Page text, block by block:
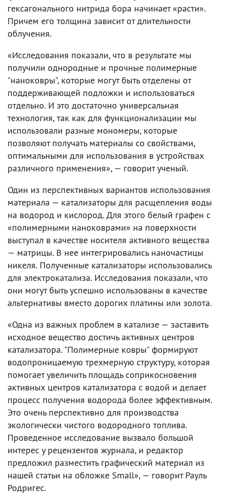
гексагонального нитрида бора начинает «расти».
Причем его толщина зависит от длительности
облучения.
«Исследования показали, что в результате мы
получили однородные и прочные полимерные
"наноковры", которые могут быть отделены от
поддерживающей подложки и использоваться
отдельно. И это достаточно универсальная
технология, так как для функционализации мы
использовали разные мономеры, которые
позволяют получать материалы со свойствами,
оптимальными для использования в устройствах
различного применения», — говорит ученый.
Один из перспективных вариантов использования
материала — катализаторы для расщепления воды
на водород и кислород. Для этого белый графен с
«полимерными наноковрами» на поверхности
выступал в качестве носителя активного вещества
— матрицы. В нее интегрировались наночастицы
никеля. Полученные катализаторы использовались
для электрокатализа. Исследования показали, что
они могут быть успешно использованы в качестве
альтернативы вместо дорогих платины или золота.
«Одна из важных проблем в катализе — заставить
исходное вещество достичь активных центров
катализатора. "Полимерные ковры" формируют
водопроницаемую трехмерную структуру, которая
помогает увеличить площадь соприкосновения
активных центров катализатора с водой и делает
процесс получения водорода более эффективным.
Это очень перспективно для производства
экологически чистого водородного топлива.
Проведенное исследование вызвало большой
интерес у рецензентов журнала, и редактор
предложил разместить графический материал из
нашей статьи на обложке Small», — говорит Рауль
Родригес.